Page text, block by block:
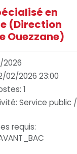
en
(Direction
Ouezzane)
2026
02/2026 23:00
1
Service public /
requis: